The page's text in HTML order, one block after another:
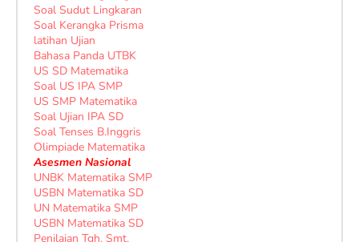
Soal Sudut Lingkaran
Soal Kerangka Prisma
latihan Ujian
Bahasa Panda UTBK
US SD Matematika
Soal US IPA SMP
US SMP Matematika
Soal Ujian IPA SD
Soal Tenses B.Inggris
Olimpiade Matematika
Asesmen Nasional
UNBK Matematika SMP
USBN Matematika SD
UN Matematika SMP
USBN Matematika SD
Penilaian Tgh. Smt.